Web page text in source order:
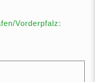
Vorderpfalz: